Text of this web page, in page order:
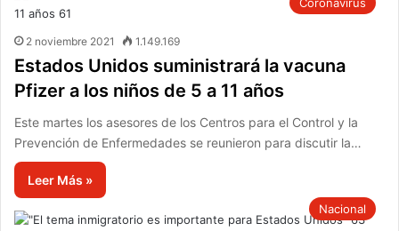
2 noviembre 2021 1.149.169
Estados Unidos suministrará la vacuna
Pfizer a los niños de 5 a 11 años
Este martes los asesores de los Centros para el Control y la
Prevención de Enfermedades se reunieron para discutir la…
Leer Más »
Nacional